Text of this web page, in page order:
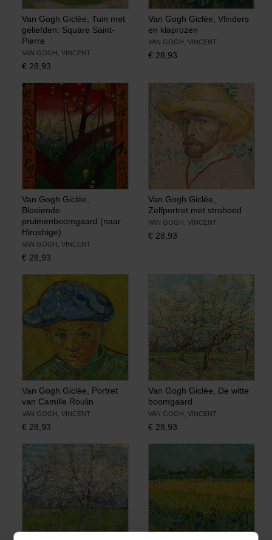
Van Gogh Giclée, Tuin met
geliefden: Square Saint-
Pierre
VAN GOGH, VINCENT
€ 28,93
Van Gogh Giclée, Vlinders
en klaprozen
VAN GOGH, VINCENT
€ 28,93
Van Gogh Giclée,
Bloeiende
pruimenboomgaard (naar
Hiroshige)
VAN GOGH, VINCENT
€ 28,93
Van Gogh Giclée,
Zelfportret met strohoed
VAN GOGH, VINCENT
€ 28,93
Van Gogh Giclée, Portret
van Camille Roulin
VAN GOGH, VINCENT
€ 28,93
Van Gogh Giclée, De witte
boomgaard
VAN GOGH, VINCENT
€ 28,93